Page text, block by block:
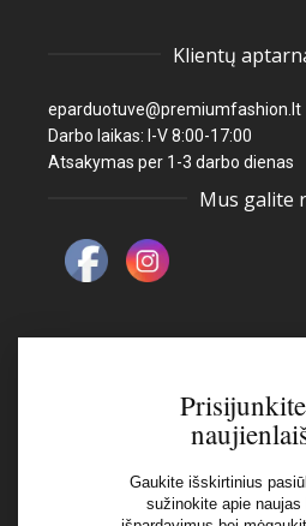
Klientų
eparduotuve@premiumfashion.lt
Darbo laikas: I-V 8:00-17:00
Atsakymas per 1-3 darbo dienas
Mus galite
Gaukite išskirtinius
sužinokite apie